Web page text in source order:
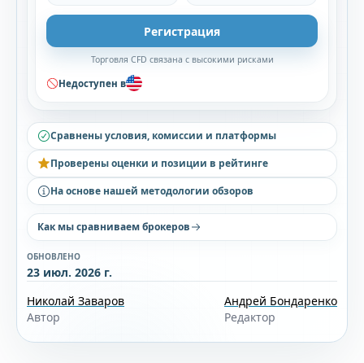
Регистрация
Торговля CFD связана с высокими рисками
Недоступен в
Сравнены условия, комиссии и платформы
Проверены оценки и позиции в рейтинге
На основе нашей методологии обзоров
Как мы сравниваем брокеров
ОБНОВЛЕНО
23 июл. 2026 г.
Николай Заваров
Автор
Андрей Бондаренко
Редактор